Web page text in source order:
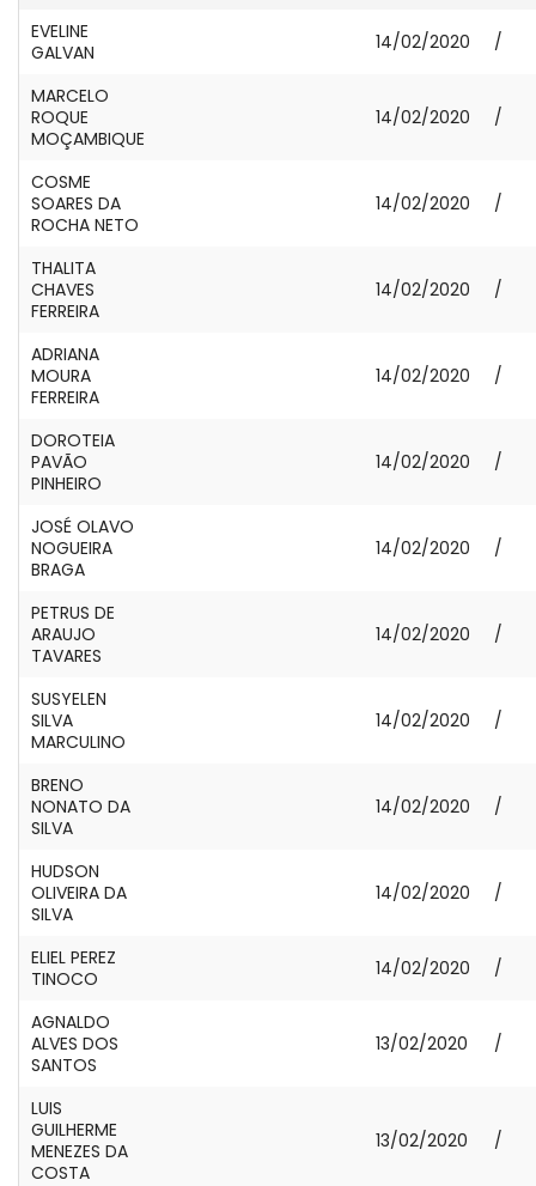
EVELINE
GALVAN
14/02/2020 /
MARCELO
ROQUE
MOÇAMBIQUE
14/02/2020 /
COSME
SOARES DA
ROCHA NETO
14/02/2020 /
THALITA
CHAVES
FERREIRA
14/02/2020 /
ADRIANA
MOURA
FERREIRA
14/02/2020 /
DOROTEIA
PAVÃO
PINHEIRO
14/02/2020 /
JOSÉ OLAVO
NOGUEIRA
BRAGA
14/02/2020 /
PETRUS DE
ARAUJO
TAVARES
14/02/2020 /
SUSYELEN
SILVA
MARCULINO
14/02/2020 /
BRENO
NONATO DA
SILVA
14/02/2020 /
HUDSON
OLIVEIRA DA
SILVA
14/02/2020 /
ELIEL PEREZ
TINOCO
14/02/2020 /
AGNALDO
ALVES DOS
SANTOS
13/02/2020 /
LUIS
GUILHERME
MENEZES DA
COSTA
13/02/2020 /